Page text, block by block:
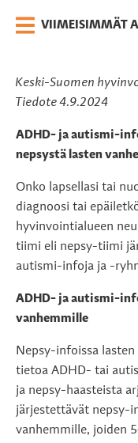
VIIMEISIMMÄT
Keski-Suomen
Tiedote 4.9.2024
ADHD- ja autismi-
nepsystä lasten
Onko lapsellasi tai
diagnoosi tai
hyvinvointialueen
tiimi eli nepsy-tiimi
autismi-infoja ja -
ADHD- ja autismi-
vanhemmille
Nepsy-infoissa
tietoa ADHD- tai
ja nepsy-haasteista
järjestettävät nepsy-
vanhemmille, joiden